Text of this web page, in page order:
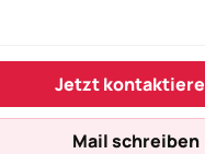
Jetzt
Mail schreiben